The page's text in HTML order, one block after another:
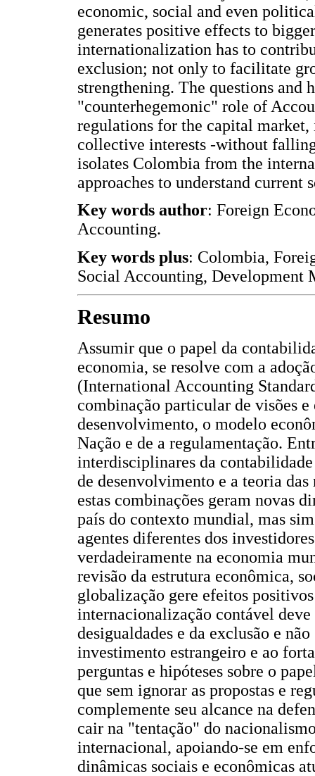
economic, social and even
generates positive effects to
internationalization has to
exclusion; not only to facilitate
strengthening. The questions and
"counterhegemonic" role of
regulations for the capital
collective interests -without
isolates Colombia from the
approaches to understand current
Key words author: Foreign
Accounting.
Key words plus: Colombia,
Social Accounting, Development
Resumo
Assumir que o papel da
economia, se resolve com a
(International Accounting
combinação particular de visões
desenvolvimento, o modelo
Nação e de a regulamentação.
interdisciplinares da
de desenvolvimento e a teoria
estas combinações geram novas
país do contexto mundial, mas
agentes diferentes dos
verdadeiramente na economia
revisão da estrutura econômica,
globalização gere efeitos
internacionalização contável
desigualdades e da exclusão e
investimento estrangeiro e ao
perguntas e hipóteses sobre o
que sem ignorar as propostas e
complemente seu alcance na
cair na "tentação" do
internacional, apoiando-se em
dinâmicas sociais e econômicas